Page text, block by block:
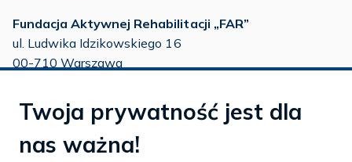
Fundacja Aktywnej Rehabilitacji „FAR”
ul. Ludwika Idzikowskiego 16
00-710 Warszawa
tel.:22 651 88 03
22 858 26 39
tel.:22 642 22 91
Twoja prywatność jest dla
nas ważna!